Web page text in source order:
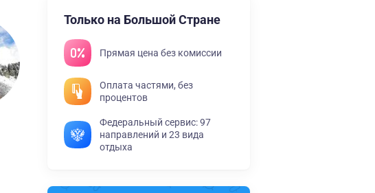
Только на Большой Стране
Прямая цена без комиссии
Оплата частями, без
процентов
Федеральный сервис: 97
направлений и 23 вида
отдыха